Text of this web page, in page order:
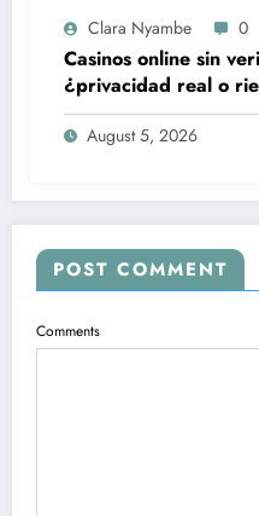
Clara Nyambe 0
Casinos online sin
¿privacidad real o
August 5, 2026
POST COMMENT
Comments